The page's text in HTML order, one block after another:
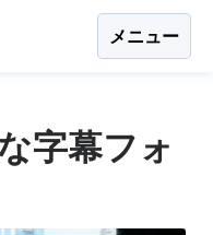
メニュー
字幕フォ